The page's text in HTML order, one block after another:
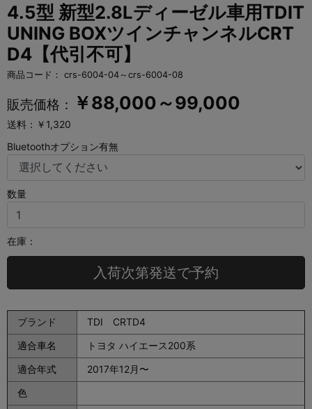
4.5型 新型2.8Lディーゼル車用TDIT
UNING BOXツインチャンネルCRT
D4【代引不可】
商品コード： crs-6004-04～crs-6004-08
販売価格： ￥88,000～99,000
送料：￥1,320
Bluetoothオプション有無
数量
在庫：
入荷次第発送で予約
ブランド
TDI CRTD4
適合車名
トヨタ ハイエース200系
適合年式
2017年12月〜
色